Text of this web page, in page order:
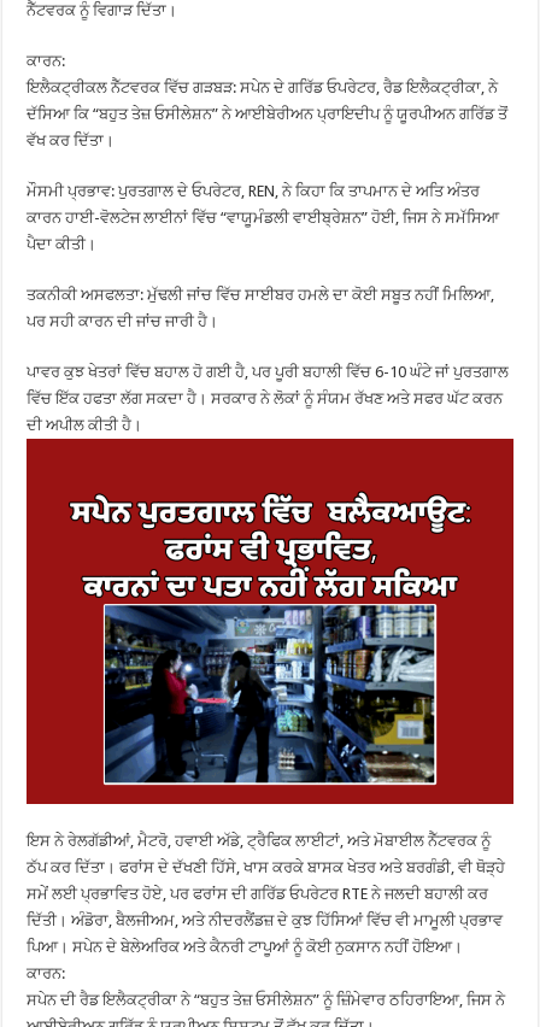
ਨੈੱਟਵਰਕ ਨੂੰ ਵਿਗਾੜ ਦਿੱਤਾ।
ਕਾਰਨ:
ਇਲੈਕਟ੍ਰੀਕਲ ਨੈੱਟਵਰਕ ਵਿੱਚ ਗੜਬੜ: ਸਪੇਨ ਦੇ ਗਰਿੱਡ ਓਪਰੇਟਰ, ਰੈਡ ਇਲੈਕਟ੍ਰੀਕਾ, ਨੇ
ਦੱਸਿਆ ਕਿ “ਬਹੁਤ ਤੇਜ਼ ਓਸੀਲੇਸ਼ਨ” ਨੇ ਆਈਬੇਰੀਅਨ ਪ੍ਰਾਇਦੀਪ ਨੂੰ ਯੂਰਪੀਅਨ ਗਰਿੱਡ ਤੋਂ
ਵੱਖ ਕਰ ਦਿੱਤਾ।
ਮੌਸਮੀ ਪ੍ਰਭਾਵ: ਪੁਰਤਗਾਲ ਦੇ ਓਪਰੇਟਰ, REN, ਨੇ ਕਿਹਾ ਕਿ ਤਾਪਮਾਨ ਦੇ ਅਤਿ ਅੰਤਰ
ਕਾਰਨ ਹਾਈ-ਵੋਲਟੇਜ ਲਾਈਨਾਂ ਵਿੱਚ “ਵਾਯੂਮੰਡਲੀ ਵਾਈਬ੍ਰੇਸ਼ਨ” ਹੋਈ, ਜਿਸ ਨੇ ਸਮੱਸਿਆ
ਪੈਦਾ ਕੀਤੀ।
ਤਕਨੀਕੀ ਅਸਫਲਤਾ: ਮੁੱਢਲੀ ਜਾਂਚ ਵਿੱਚ ਸਾਈਬਰ ਹਮਲੇ ਦਾ ਕੋਈ ਸਬੂਤ ਨਹੀਂ ਮਿਲਿਆ,
ਪਰ ਸਹੀ ਕਾਰਨ ਦੀ ਜਾਂਚ ਜਾਰੀ ਹੈ।
ਪਾਵਰ ਕੁਝ ਖੇਤਰਾਂ ਵਿੱਚ ਬਹਾਲ ਹੋ ਗਈ ਹੈ, ਪਰ ਪੂਰੀ ਬਹਾਲੀ ਵਿੱਚ 6-10 ਘੰਟੇ ਜਾਂ ਪੁਰਤਗਾਲ
ਵਿੱਚ ਇੱਕ ਹਫਤਾ ਲੱਗ ਸਕਦਾ ਹੈ। ਸਰਕਾਰ ਨੇ ਲੋਕਾਂ ਨੂੰ ਸੰਯਮ ਰੱਖਣ ਅਤੇ ਸਫਰ ਘੱਟ ਕਰਨ
ਦੀ ਅਪੀਲ ਕੀਤੀ ਹੈ।
ਇਸ ਨੇ ਰੇਲਗੱਡੀਆਂ, ਮੈਟਰੋ, ਹਵਾਈ ਅੱਡੇ, ਟ੍ਰੈਫਿਕ ਲਾਈਟਾਂ, ਅਤੇ ਮੋਬਾਈਲ ਨੈੱਟਵਰਕ ਨੂੰ
ਠੱਪ ਕਰ ਦਿੱਤਾ। ਫਰਾਂਸ ਦੇ ਦੱਖਣੀ ਹਿੱਸੇ, ਖਾਸ ਕਰਕੇ ਬਾਸਕ ਖੇਤਰ ਅਤੇ ਬਰਗੰਡੀ, ਵੀ ਥੋੜ੍ਹੇ
ਸਮੇਂ ਲਈ ਪ੍ਰਭਾਵਿਤ ਹੋਏ, ਪਰ ਫਰਾਂਸ ਦੀ ਗਰਿੱਡ ਓਪਰੇਟਰ RTE ਨੇ ਜਲਦੀ ਬਹਾਲੀ ਕਰ
ਦਿੱਤੀ। ਅੰਡੋਰਾ, ਬੈਲਜੀਅਮ, ਅਤੇ ਨੀਦਰਲੈਂਡਜ਼ ਦੇ ਕੁਝ ਹਿੱਸਿਆਂ ਵਿੱਚ ਵੀ ਮਾਮੂਲੀ ਪ੍ਰਭਾਵ
ਪਿਆ। ਸਪੇਨ ਦੇ ਬੇਲੇਅਰਿਕ ਅਤੇ ਕੈਨਰੀ ਟਾਪੂਆਂ ਨੂੰ ਕੋਈ ਨੁਕਸਾਨ ਨਹੀਂ ਹੋਇਆ।
ਕਾਰਨ:
ਸਪੇਨ ਦੀ ਰੈਡ ਇਲੈਕਟ੍ਰੀਕਾ ਨੇ “ਬਹੁਤ ਤੇਜ਼ ਓਸੀਲੇਸ਼ਨ” ਨੂੰ ਜ਼ਿੰਮੇਵਾਰ ਠਹਿਰਾਇਆ, ਜਿਸ ਨੇ